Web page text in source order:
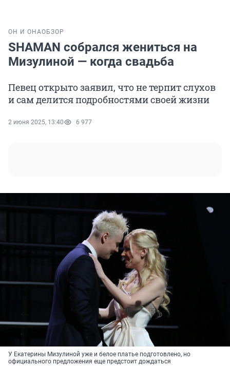
ОН И ОНАОБЗОР
SHAMAN собрался жениться на
Мизулиной — когда свадьба
Певец открыто заявил, что не терпит слухов
и сам делится подробностями своей жизни
2 июня 2025, 13:40 6 977
У Екатерины Мизулиной уже и белое платье подготовлено, но
официального предложения еще предстоит дождаться